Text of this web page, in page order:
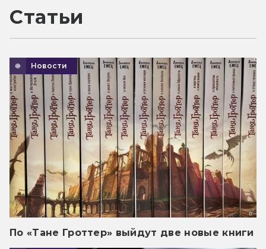
Статьи
Новости
По «Тане Гроттер» выйдут две новые книги